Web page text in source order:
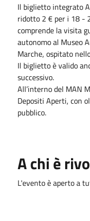
Il biglietto integrato
ridotto 2 € per i 18 -
comprende la visita
autonomo al Museo
Marche, ospitato
Il biglietto è valido
successivo.
All’interno del MAN
Depositi Aperti, con
pubblico.
A chi è
L'evento è aperto a